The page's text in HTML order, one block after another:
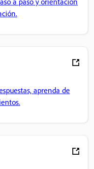
aprenda de